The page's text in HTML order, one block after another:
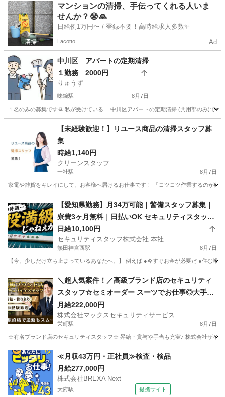
愛知 大府市 大府駅 その他
マンションの清掃、手伝ってくれる人いま
せんか？😭🙏
日給例1万円〜 / 登録不要！高時給求人多数✨
Lacotto Ad
中川区 アパートの定期清掃
１勤務 2000円
りゅうず
味鋺駅 8月7日
１名のみの募集です🙇 私が受けている 中川区アパートの定期清掃 (共用部のみ)で
味鋺駅 清掃
【未経験歓迎！】リユース商品の清掃スタッフ募
集
時給1,140円
クリーンスタッフ
一社駅 8月7日
家電や雑貨をキレイにして、お客様へ届けるお仕事です！ 「コツコツ作業するのが
一社駅 清掃 スタッフ
【愛知県勤務】月34万可能｜警備スタッフ募集｜
寮費3ヶ月無料｜日払いOK セキュリティスタッフ
株式会社 本社 熱田神宮西
日給10,100円
セキュリティスタッフ株式会社 本社
熱田神宮西駅 8月7日
【今、少しだけ立ち止まっているあなたへ。】 例えば ●今すぐお金が必要だ ●住む
熱田神宮西駅 警備員 保証人
＼超人気案件！／高級ブランド店のセキュリティ
スタッフ☆セミオーダー スーツでお仕事◎大手企
業なので福利厚生も充実☆ 株式会社マックスセキ
ュリティサービス 栄町
月給222,000円
株式会社マックスセキュリティサービス
栄町駅 8月7日
☆有名ブランド店のセキュリティスタッフ☆ 昇給・賞与や手当も充実♪ 株式会社ザイ
愛知 名古屋市 栄町駅 警備員
≪月収43万円・正社員≫検査・検品
月給277,000円
株式会社BREXA Next
大府駅 提携サイト